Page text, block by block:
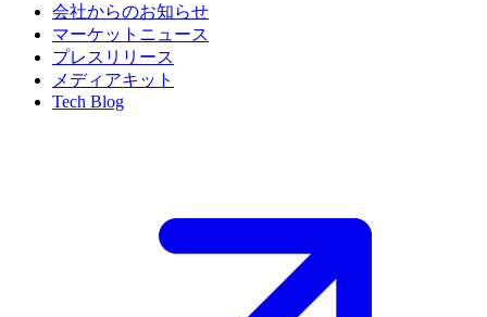
会社からのお知らせ
マーケットニュース
プレスリリース
メディアキット
Tech Blog